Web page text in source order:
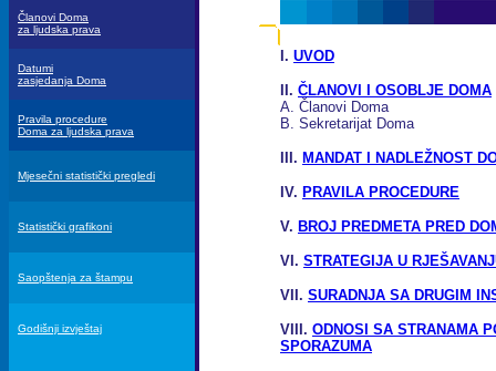
Članovi Doma
za ljudska prava
Datumi
zasjedanja Doma
Pravila procedure
Doma za ljudska prava
Mjesečni statistički pregledi
Statistički grafikoni
Saopštenja za štampu
Godišnji izvještaj
I. UVOD
II. ČLANOVI I OSOBLJE DOMA
A. Članovi Doma
B. Sekretarijat Doma
III. MANDAT I NADLEŽNOST
IV. PRAVILA PROCEDURE
V. BROJ PREDMETA PRED
VI. STRATEGIJA U
VII. SURADNJA SA DRUGIM
VIII. ODNOSI SA STRANAMA
SPORAZUMA